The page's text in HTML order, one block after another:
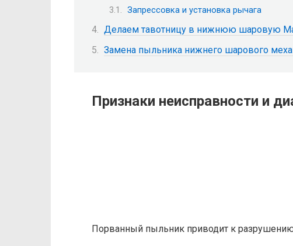
Запрессовка и установка рычага
Делаем тавотницу в нижнюю шаровую
Замена пыльника нижнего шарового
Признаки неисправности и
Порванный пыльник приводит к